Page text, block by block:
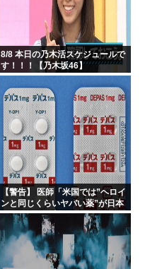
8/8 本日の乃木活スケジュールで
す！！！【乃木坂46】
【警告】 医師「米国では”ヘロイ
ンと同じくらいヤバい薬”が日本
では平気で処方されてる」